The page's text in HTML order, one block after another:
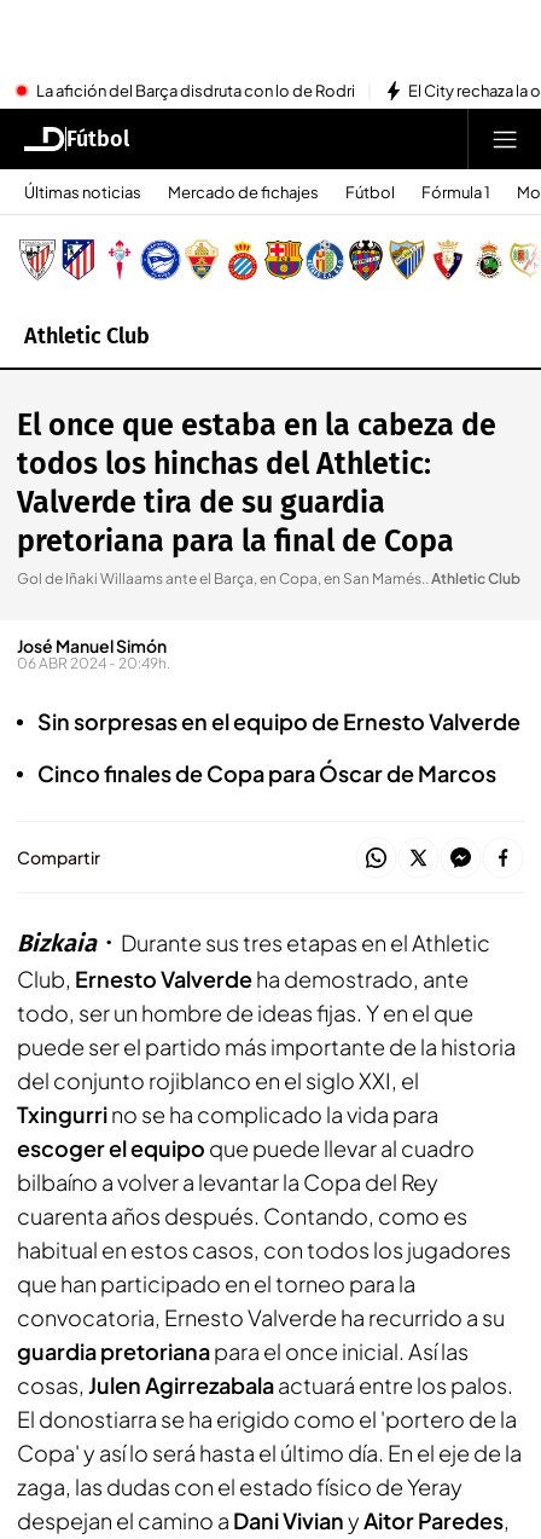
La afición del Barça disdruta con lo de Rodri El City rechaza la
Fútbol
Últimas noticias Mercado de fichajes Fútbol Fórmula 1
Athletic Club
El once que estaba en la cabeza de
todos los hinchas del Athletic:
Valverde tira de su guardia
pretoriana para la final de Copa
Gol de Iñaki Willaams ante el Barça, en Copa, en San Mamés..Athletic Club
José Manuel Simón
06 ABR 2024 - 20:49h.
Sin sorpresas en el equipo de Ernesto Valverde
Cinco finales de Copa para Óscar de Marcos
Compartir
Bizkaia
Durante sus tres etapas en el Athletic
Club, Ernesto Valverdeha demostrado, ante
todo, ser un hombre de ideas fijas. Y en el que
puede ser el partido más importante de la historia
del conjunto rojiblanco en el siglo XXI, el
Txingurrino se ha complicado la vida para
escoger el equipo que puede llevar al cuadro
bilbaíno a volver a levantar la Copa del Rey
cuarenta años después. Contando, como es
habitual en estos casos, con todos los jugadores
que han participado en el torneo para la
convocatoria, Ernesto Valverde ha recurrido a su
guardia pretorianapara el once inicial. Así las
cosas, Julen Agirrezabalaactuará entre los palos.
El donostiarra se ha erigido como el 'portero de la
Copa' y así lo será hasta el último día. En el eje de la
zaga, las dudas con el estado físico de Yeray
despejan el camino a Dani VivianyAitor Paredes,